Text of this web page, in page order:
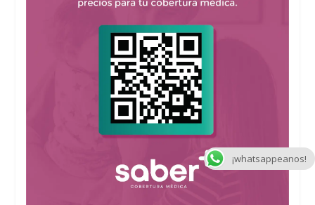
¡whatsappeanos!